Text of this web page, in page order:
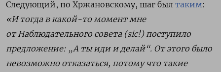
Следующий, по Хржановскому, шаг был таким:
«И тогда в какой-то момент мне
от Наблюдательного совета (sic!) поступило
предложение: „А ты иди и делай“. От этого было
невозможно отказаться, потому что такие